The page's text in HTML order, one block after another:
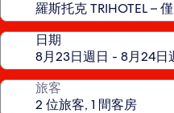
日期
旅客